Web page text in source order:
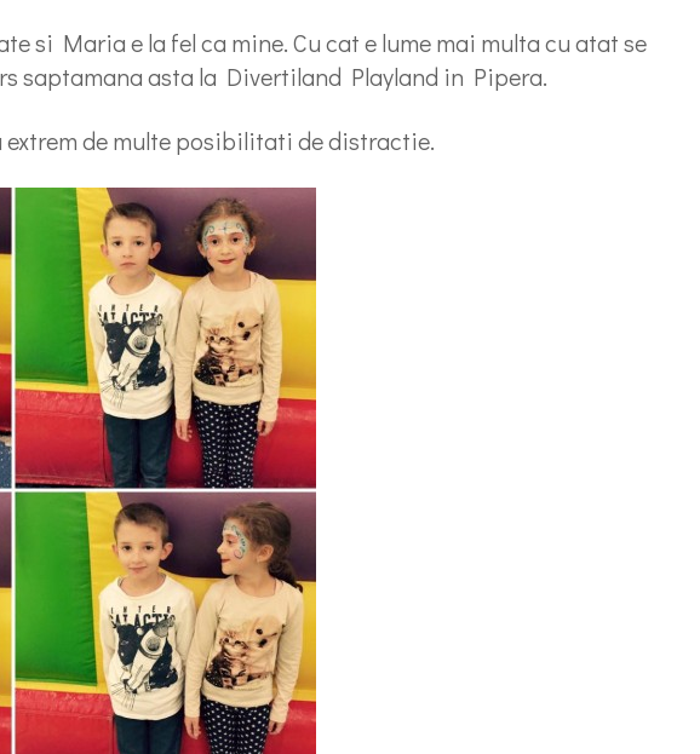
si Maria e la fel ca mine. Cu cat e lume mai multa cu atat se
saptamana asta la Divertiland Playland in Pipera.
de multe posibilitati de distractie.